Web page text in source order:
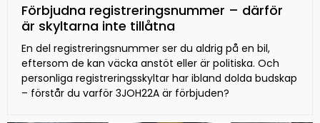
Förbjudna registreringsnummer – därför
är skyltarna inte tillåtna
En del registreringsnummer ser du aldrig på en bil,
eftersom de kan väcka anstöt eller är politiska. Och
personliga registreringsskyltar har ibland dolda budskap
– förstår du varför 3JOH22A är förbjuden?